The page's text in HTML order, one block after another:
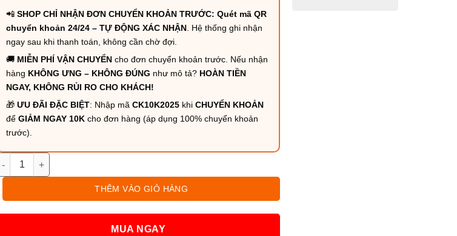
📲 SHOP CHỈ NHẬN ĐƠN CHUYỂN KHOẢN TRƯỚC: Quét mã QR
chuyển khoản 24/24 – TỰ ĐỘNG XÁC NHẬN. Hệ thống ghi nhận
ngay sau khi thanh toán, không cần chờ đợi.
🚚 MIỄN PHÍ VẬN CHUYỂNcho đơn chuyển khoản trước. Nếu nhận
hàng KHÔNG ƯNG – KHÔNG ĐÚNG như mô tả? HOÀN TIỀN
NGAY, KHÔNG RỦI RO CHO KHÁCH!
🎁 ƯU ĐÃI ĐẶC BIỆT: Nhập mã CK10K2025khi CHUYỂN KHOẢN
để GIẢM NGAY 10Kcho đơn hàng (áp dụng 100% chuyển khoản
trước).
Tai nghe Bluetooth G02 Pro-TWS tích hợp pin dự phòng 3350mAh số lượng
THÊM VÀO GIỎ HÀNG
MUA NGAY